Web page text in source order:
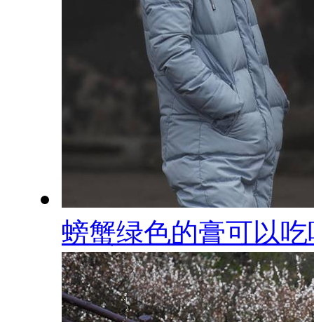
螃蟹绿色的膏可以吃